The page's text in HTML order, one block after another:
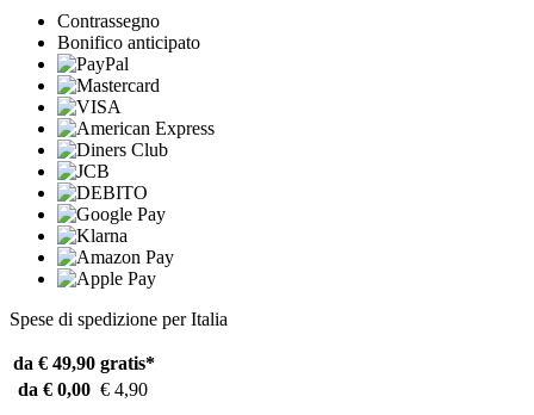
Contrassegno
Bonifico anticipato
Spese di spedizione per Italia
da € 49,90 gratis*
da € 0,00 € 4,90